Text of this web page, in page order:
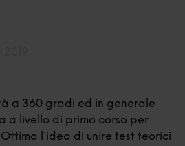
a 360 gradi ed in generale
a livello di primo corso per
l'idea di unire test teorici